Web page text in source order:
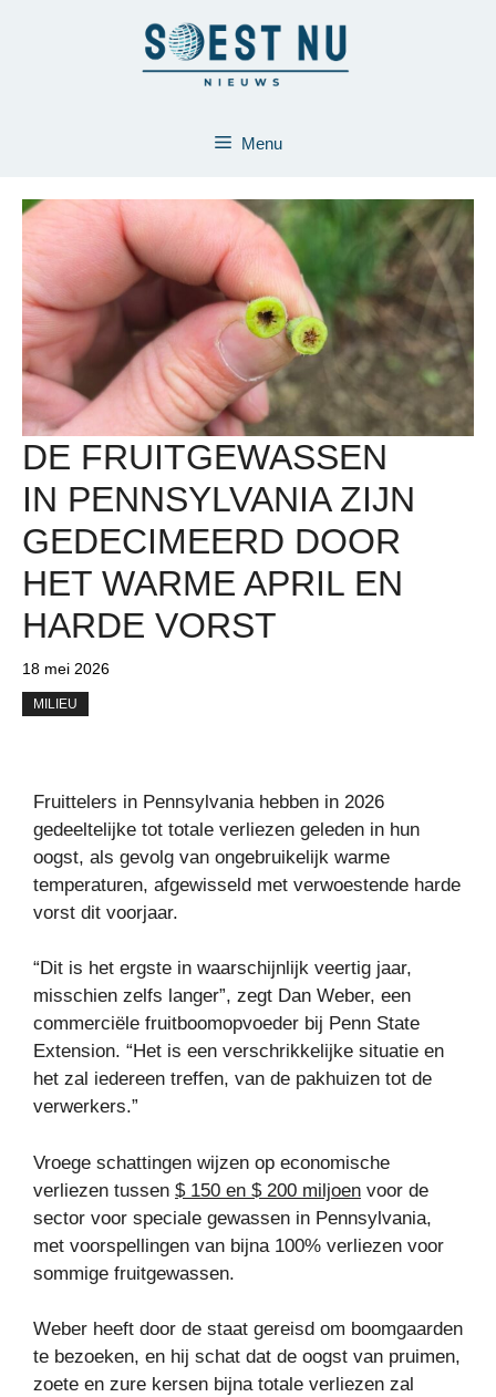
Menu
DE FRUITGEWASSEN
IN PENNSYLVANIA ZIJN
GEDECIMEERD DOOR
HET WARME APRIL EN
HARDE VORST
18 mei 2026
MILIEU
Fruittelers in Pennsylvania hebben in 2026
gedeeltelijke tot totale verliezen geleden in hun
oogst, als gevolg van ongebruikelijk warme
temperaturen, afgewisseld met verwoestende harde
vorst dit voorjaar.
“Dit is het ergste in waarschijnlijk veertig jaar,
misschien zelfs langer”, zegt Dan Weber, een
commerciële fruitboomopvoeder bij Penn State
Extension. “Het is een verschrikkelijke situatie en
het zal iedereen treffen, van de pakhuizen tot de
verwerkers.”
Vroege schattingen wijzen op economische
verliezen tussen $ 150 en $ 200 miljoen voor de
sector voor speciale gewassen in Pennsylvania,
met voorspellingen van bijna 100% verliezen voor
sommige fruitgewassen.
Weber heeft door de staat gereisd om boomgaarden
te bezoeken, en hij schat dat de oogst van pruimen,
zoete en zure kersen bijna totale verliezen zal